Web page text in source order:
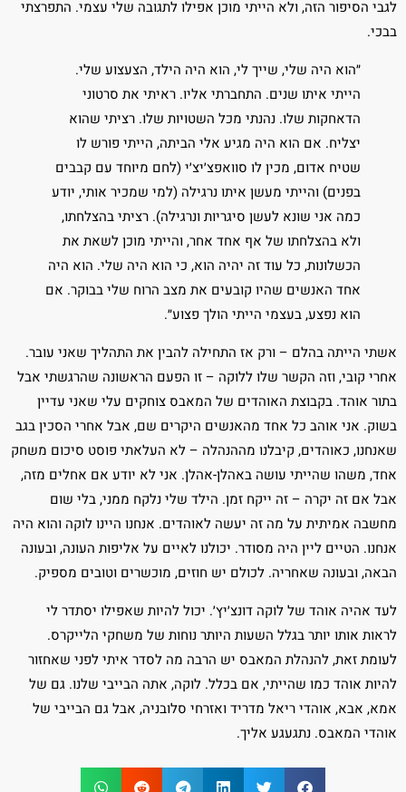
לגבי הסיפור הזה, ולא הייתי מוכן אפילו לתגובה שלי עצמי. התפרצתי
בבכי.
״הוא היה שלי, שייך לי, הוא היה הילד, הצעצוע שלי.
הייתי איתו שנים. התחברתי אליו. ראיתי את סרטוני
הדאחקות שלו. נהנתי מכל השטויות שלו. רציתי שהוא
יצליח. אם הוא היה מגיע אלי הביתה, הייתי פורש לו
שטיח אדום, מכין לו סוואפצ׳יצ׳י (לחם מיוחד עם קבבים
בפנים) והייתי מעשן איתו נרגילה (למי שמכיר אותי, יודע
כמה אני שונא לעשן סיגריות ונרגילה). רציתי בהצלחתו,
ולא בהצלחתו של אף אחד אחר, והייתי מוכן לשאת את
הכשלונות, כל עוד זה יהיה הוא, כי הוא היה שלי. הוא היה
אחד האנשים שהיו קובעים את מצב הרוח שלי בבוקר. אם
הוא נפצע, בעצמי הייתי הולך פצוע״.
אשתי הייתה בהלם – ורק אז התחילה להבין את התהליך שאני עובר.
אחרי קובי, וזה הקשר שלו ללוקה – זו הפעם הראשונה שהרגשתי אבל
בתור אוהד. בקבוצת האוהדים של המאבס צוחקים עלי שאני עדיין
בשוק. אני אוהב כל אחד מהאנשים היקרים שם, אבל אחרי הסכין בגב
שאנחנו, כאוהדים, קיבלנו מההנהלה – לא העלאתי פוסט סיכום משחק
אחד, משהו שהייתי עושה באהלן-אהלן. אני לא יודע אם אחלים מזה,
אבל אם זה יקרה – זה ייקח זמן. הילד שלי נלקח ממני, בלי שום
מחשבה אמיתית על מה זה יעשה לאוהדים. אנחנו היינו לוקה והוא היה
אנחנו. הטיים ליין היה מסודר. יכולנו לאיים על אליפות העונה, ובעונה
הבאה, ובעונה שאחריה. לכולם יש חוזים, מוכשרים וטובים מספיק.
לעד אהיה אוהד של לוקה דונצ׳יץ׳. יכול להיות שאפילו יסתדר לי
לראות אותו יותר בגלל השעות היותר נוחות של משחקי הלייקרס.
לעומת זאת, להנהלת המאבס יש הרבה מה לסדר איתי לפני שאחזור
להיות אוהד כמו שהייתי, אם בכלל. לוקה, אתה הבייבי שלנו. גם של
אמא, אבא, אוהדי ריאל מדריד ואזרחי סלובניה, אבל גם הבייבי של
אוהדי המאבס. נתגעגע אליך.